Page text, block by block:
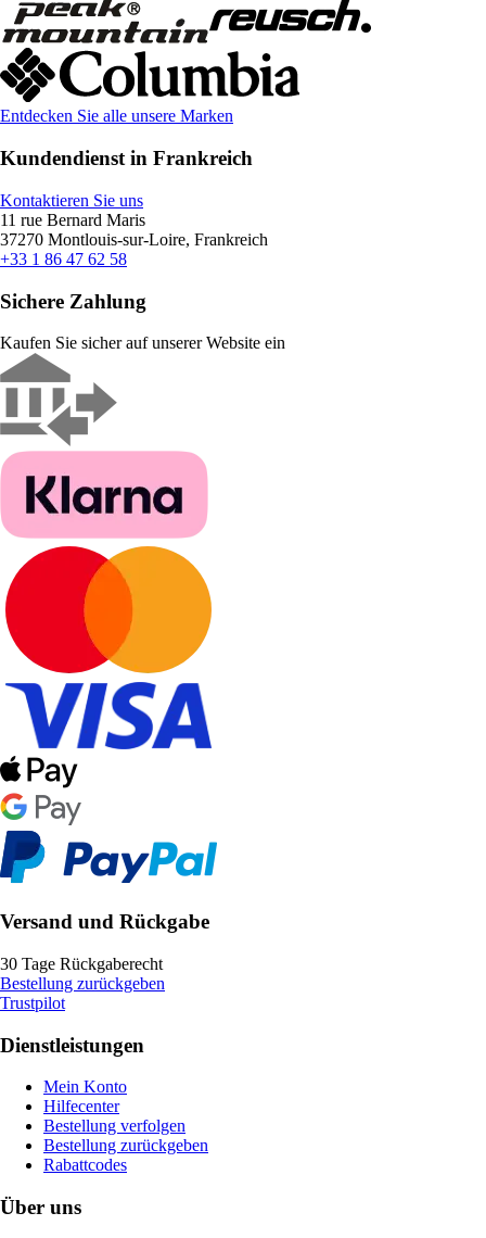
Entdecken Sie alle unsere Marken
Kundendienst in Frankreich
Kontaktieren Sie uns
11 rue Bernard Maris
37270 Montlouis-sur-Loire, Frankreich
+33 1 86 47 62 58
Sichere Zahlung
Kaufen Sie sicher auf unserer Website ein
Versand und Rückgabe
30 Tage Rückgaberecht
Bestellung zurückgeben
Trustpilot
Dienstleistungen
Mein Konto
Hilfecenter
Bestellung verfolgen
Bestellung zurückgeben
Rabattcodes
Über uns